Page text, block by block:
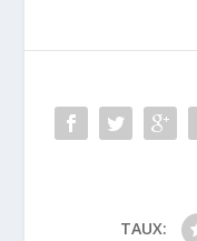
TAUX: